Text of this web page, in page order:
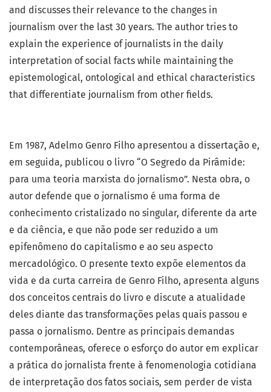
and discusses their relevance to the changes in
journalism over the last 30 years. The author tries to
explain the experience of journalists in the daily
interpretation of social facts while maintaining the
epistemological, ontological and ethical characteristics
that differentiate journalism from other fields.
Em 1987, Adelmo Genro Filho apresentou a dissertação e,
em seguida, publicou o livro “O Segredo da Pirâmide:
para uma teoria marxista do jornalismo”. Nesta obra, o
autor defende que o jornalismo é uma forma de
conhecimento cristalizado no singular, diferente da arte
e da ciência, e que não pode ser reduzido a um
epifenômeno do capitalismo e ao seu aspecto
mercadológico. O presente texto expõe elementos da
vida e da curta carreira de Genro Filho, apresenta alguns
dos conceitos centrais do livro e discute a atualidade
deles diante das transformações pelas quais passou e
passa o jornalismo. Dentre as principais demandas
contemporâneas, oferece o esforço do autor em explicar
a prática do jornalista frente à fenomenologia cotidiana
de interpretação dos fatos sociais, sem perder de vista